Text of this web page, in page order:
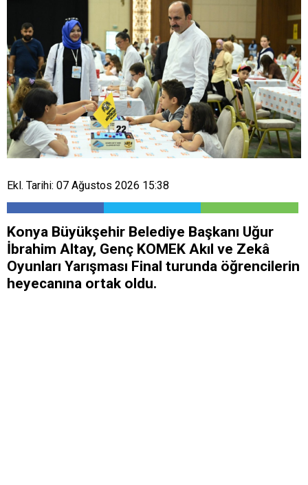
Ekl. Tarihi: 07 Ağustos 2026 15:38
Konya Büyükşehir Belediye Başkanı Uğur
İbrahim Altay, Genç KOMEK Akıl ve Zekâ
Oyunları Yarışması Final turunda öğrencilerin
heyecanına ortak oldu.